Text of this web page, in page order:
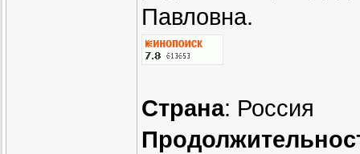
Павловна.
Страна: Россия